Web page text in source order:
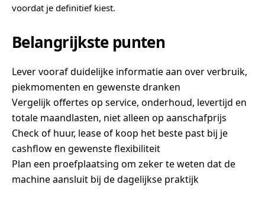
voordat je definitief kiest.
Belangrijkste punten
Lever vooraf duidelijke informatie aan over verbruik,
piekmomenten en gewenste dranken
Vergelijk offertes op service, onderhoud, levertijd en
totale maandlasten, niet alleen op aanschafprijs
Check of huur, lease of koop het beste past bij je
cashflow en gewenste flexibiliteit
Plan een proefplaatsing om zeker te weten dat de
machine aansluit bij de dagelijkse praktijk